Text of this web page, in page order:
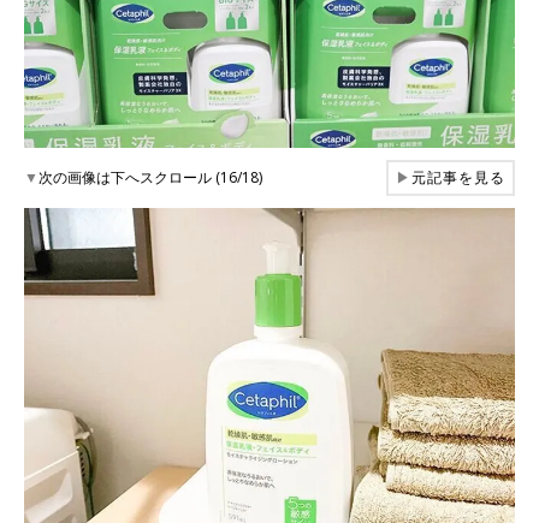
▼次の画像は下へスクロール (16/18) ▶元記事を見る